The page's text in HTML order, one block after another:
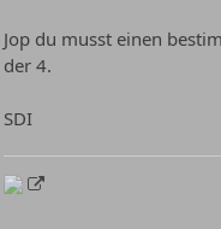
Jop du musst einen
der 4.
SDI